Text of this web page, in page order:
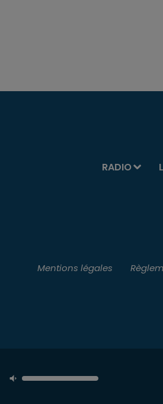
RADIO
Mentions légales